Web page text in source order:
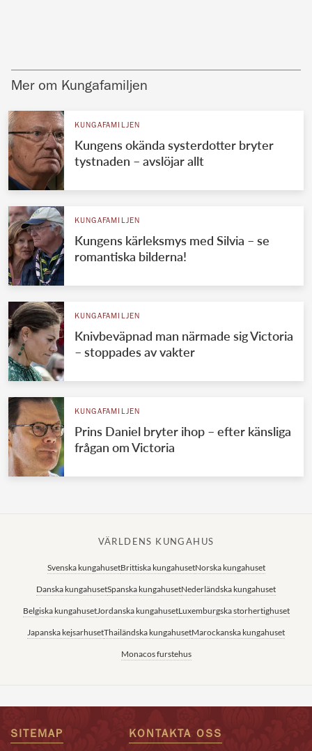
Mer om Kungafamiljen
KUNGAFAMILJEN
Kungens okända systerdotter bryter
tystnaden – avslöjar allt
KUNGAFAMILJEN
Kungens kärleksmys med Silvia – se
romantiska bilderna!
KUNGAFAMILJEN
Knivbeväpnad man närmade sig Victoria
– stoppades av vakter
KUNGAFAMILJEN
Prins Daniel bryter ihop – efter känsliga
frågan om Victoria
VÄRLDENS KUNGAHUS
Svenska kungahusetBrittiska kungahusetNorska kungahuset
Danska kungahusetSpanska kungahusetNederländska kungahuset
Belgiska kungahusetJordanska kungahusetLuxemburgska storhertighuset
Japanska kejsarhusetThailändska kungahusetMarockanska kungahuset
Monacos furstehus
SITEMAP KONTAKTA OSS